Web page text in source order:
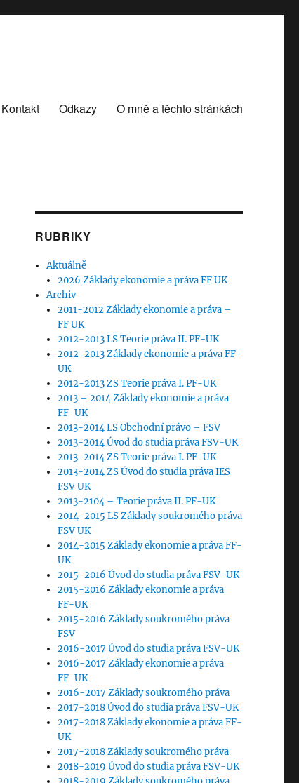
Kontakt Odkazy O mně a těchto stránkách
RUBRIKY
Aktuálně
2026 Základy ekonomie a práva FF UK
Archiv
2011-2012 Základy ekonomie a práva –
FF UK
2012-2013 LS Teorie práva II. PF-UK
2012-2013 Základy ekonomie a práva FF-
UK
2012-2013 ZS Teorie práva I. PF-UK
2013 – 2014 Základy ekonomie a práva
FF-UK
2013-2014 LS Obchodní právo – FSV
2013-2014 Úvod do studia práva FSV-UK
2013-2014 ZS Teorie práva I. PF-UK
2013-2014 ZS Úvod do studia práva IES
FSV UK
2013-2104 – Teorie práva II. PF-UK
2014-2015 LS Základy soukromého práva
FSV UK
2014-2015 Základy ekonomie a práva FF-
UK
2015-2016 Úvod do studia práva FSV-UK
2015-2016 Základy ekonomie a práva
FF-UK
2015-2016 Základy soukromého práva
FSV
2016-2017 Úvod do studia práva FSV-UK
2016-2017 Základy ekonomie a práva
FF-UK
2016-2017 Základy soukromého práva
2017-2018 Úvod do studia práva FSV-UK
2017-2018 Základy ekonomie a práva FF-
UK
2017-2018 Základy soukromého práva
2018-2019 Úvod do studia práva FSV-UK